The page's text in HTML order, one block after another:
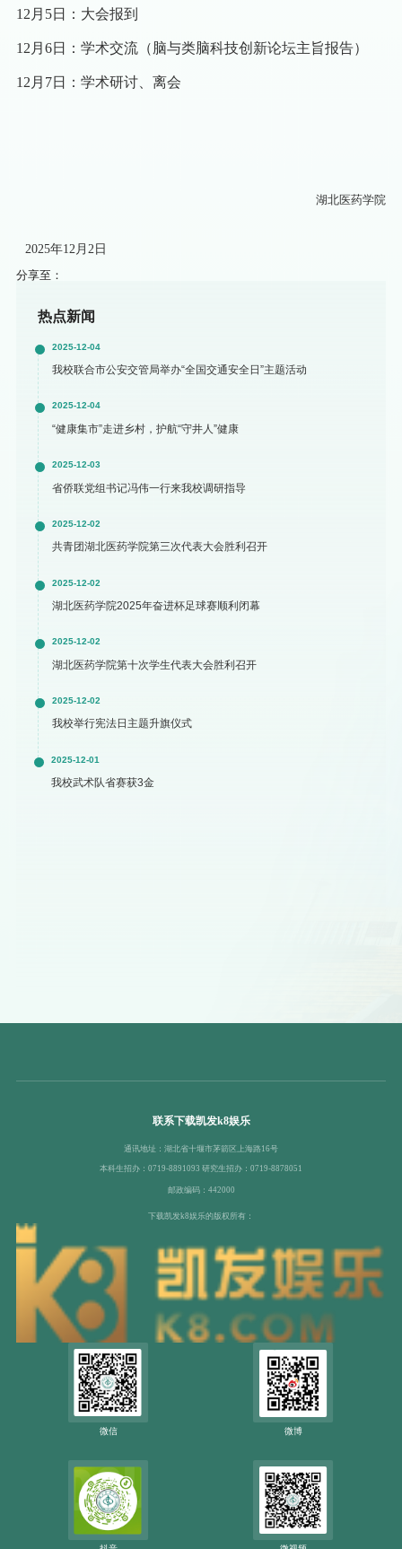
12月5日：大会报到
12月6日：学术交流（脑与类脑科技创新论坛主旨报告）
12月7日：学术研讨、离会
湖北医药学院
2025年12月2日
分享至：
热点新闻
2025-12-04
我校联合市公安交管局举办“全国交通安全日”主题活动
2025-12-04
“健康集市”走进乡村，护航“守井人”健康
2025-12-03
省侨联党组书记冯伟一行来我校调研指导
2025-12-02
共青团湖北医药学院第三次代表大会胜利召开
2025-12-02
湖北医药学院2025年奋进杯足球赛顺利闭幕
2025-12-02
湖北医药学院第十次学生代表大会胜利召开
2025-12-02
我校举行宪法日主题升旗仪式
2025-12-01
我校武术队省赛获3金
联系下载凯发k8娱乐
通讯地址：湖北省十堰市茅箭区上海路16号
本科生招办：0719-8891093 研究生招办：0719-8878051
邮政编码：442000
下载凯发k8娱乐的版权所有：
微信 微博